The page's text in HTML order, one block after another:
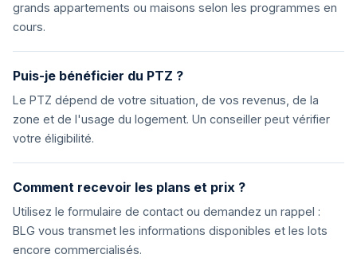
grands appartements ou maisons selon les programmes en
cours.
Puis-je bénéficier du PTZ ?
Le PTZ dépend de votre situation, de vos revenus, de la
zone et de l'usage du logement. Un conseiller peut vérifier
votre éligibilité.
Comment recevoir les plans et prix ?
Utilisez le formulaire de contact ou demandez un rappel :
BLG vous transmet les informations disponibles et les lots
encore commercialisés.